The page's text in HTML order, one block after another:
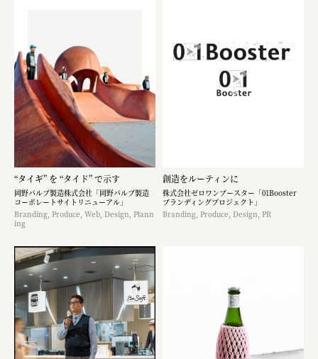
“タイギ” を “タイド” で示す
岡野バルブ製造株式会社「岡野バルブ製造
コーポレートサイトリニューアル」
Branding, Produce, Web, Design, Plann
ing
創造をルーティンに
株式会社ゼロワンブースター「01Booster
ブランディングプロジェクト」
Branding, Produce, Design, PR